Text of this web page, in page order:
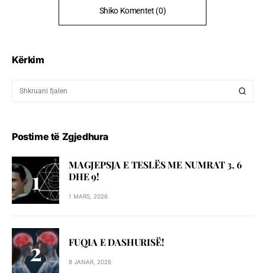
Shiko Komentet (0)
Kërkim
Postime të Zgjedhura
MAGJEPSJA E TESLËS ME NUMRAT 3, 6
DHE 9!
1 MARS, 2026
FUQIA E DASHURISË!
8 JANAR, 2026